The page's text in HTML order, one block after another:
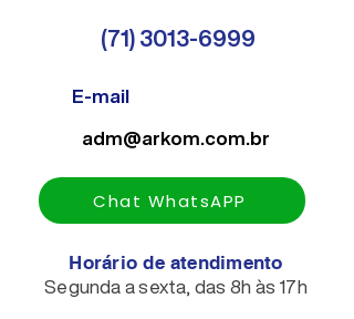
(71) 3013-6999
E-mail
adm@arkom.com.br
Chat WhatsAPP
Horário de atendimento
Segunda a sexta, das 8h às 17h